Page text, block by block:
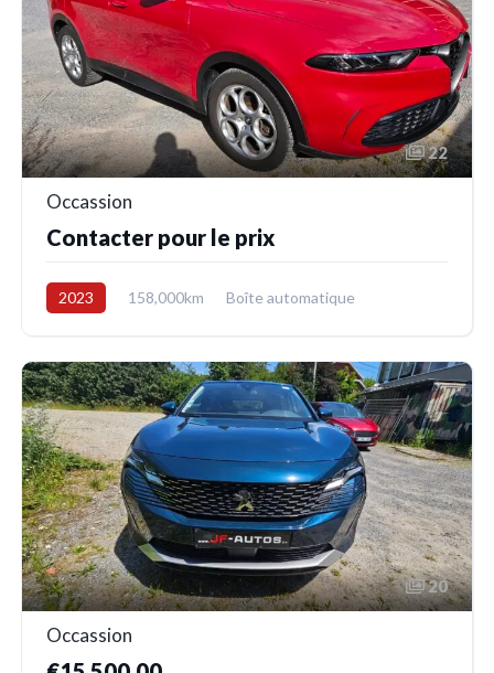
22
Occassion
Contacter pour le prix
2023 158,000km
Boîte automatique
20
Occassion